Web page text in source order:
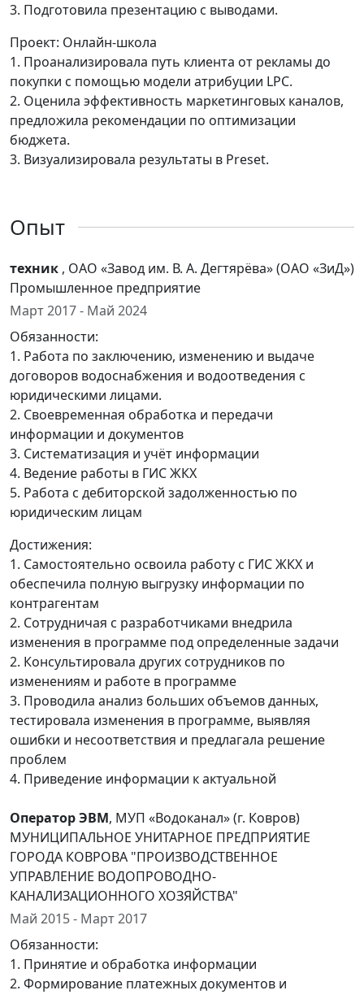
3. Подготовила презентацию с выводами.
Проект: Онлайн-школа
1. Проанализировала путь клиента от рекламы до
покупки с помощью модели атрибуции LPC.
2. Оценила эффективность маркетинговых каналов,
предложила рекомендации по оптимизации
бюджета.
3. Визуализировала результаты в Preset.
Опыт
техник , ОАО «Завод им. В. А. Дегтярёва» (ОАО «ЗиД»)
Промышленное предприятие
Март 2017 - Май 2024
Обязанности:
1. Работа по заключению, изменению и выдаче
договоров водоснабжения и водоотведения с
юридическими лицами.
2. Своевременная обработка и передачи
информации и документов
3. Систематизация и учёт информации
4. Ведение работы в ГИС ЖКХ
5. Работа с дебиторской задолженностью по
юридическим лицам
Достижения:
1. Самостоятельно освоила работу с ГИС ЖКХ и
обеспечила полную выгрузку информации по
контрагентам
2. Сотрудничая с разработчиками внедрила
изменения в программе под определенные задачи
2. Консультировала других сотрудников по
изменениям и работе в программе
3. Проводила анализ больших объемов данных,
тестировала изменения в программе, выявляя
ошибки и несоответствия и предлагала решение
проблем
4. Приведение информации к актуальной
Оператор ЭВМ, МУП «Водоканал» (г. Ковров)
МУНИЦИПАЛЬНОЕ УНИТАРНОЕ ПРЕДПРИЯТИЕ
ГОРОДА КОВРОВА "ПРОИЗВОДСТВЕННОЕ
УПРАВЛЕНИЕ ВОДОПРОВОДНО-
КАНАЛИЗАЦИОННОГО ХОЗЯЙСТВА"
Май 2015 - Март 2017
Обязанности:
1. Принятие и обработка информации
2. Формирование платежных документов и